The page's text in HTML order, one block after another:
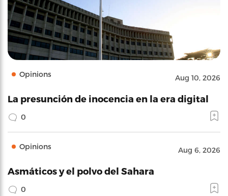
Opinions Aug 10, 2026
La presunción de inocencia en la era digital
0
Opinions Aug 6, 2026
Asmáticos y el polvo del Sahara
0